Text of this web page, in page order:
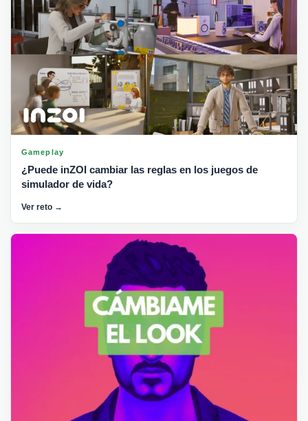
Gameplay
¿Puede inZOI cambiar las reglas en los juegos de
simulador de vida?
Ver reto →